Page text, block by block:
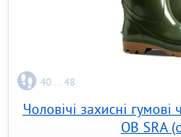
40 ... 48
Чоловічі захисні
OB SRA